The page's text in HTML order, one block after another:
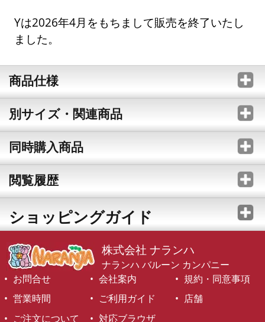
Yは2026年4月をもちまして販売を終了いたし
ました。
商品仕様
別サイズ・関連商品
同時購入商品
閲覧履歴
ショッピングガイド
株式会社 ナランハ
ナランハ バルーン カンパニー
お問合せ
会社案内
規約・同意事項
営業時間
ご利用ガイド
店舗
ご注文について
対応ブラウザ